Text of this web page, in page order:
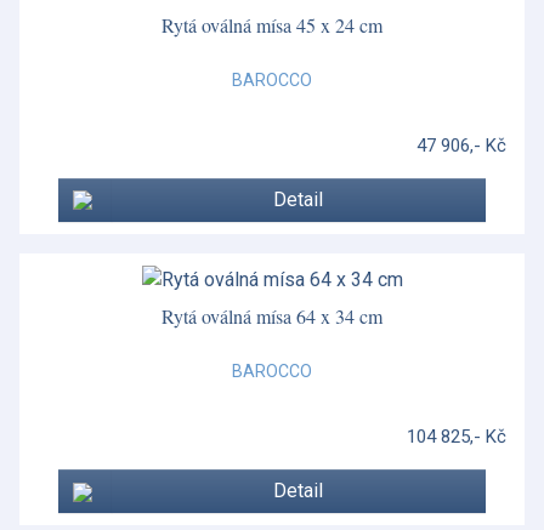
Rytá oválná mísa 45 x 24 cm
BAROCCO
47 906,- Kč
Detail
Rytá oválná mísa 64 x 34 cm
BAROCCO
104 825,- Kč
Detail